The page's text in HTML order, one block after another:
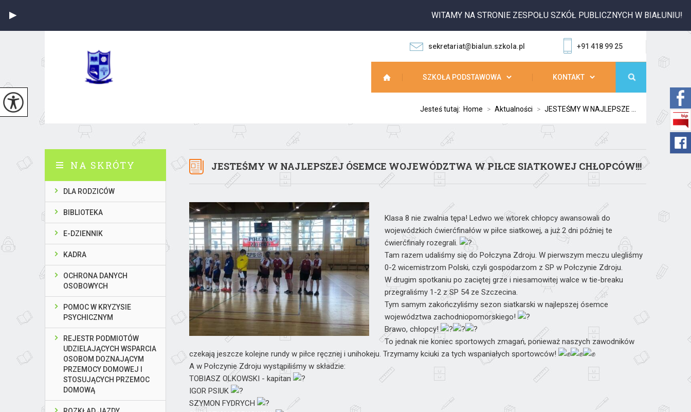
WITAMY NA STRONIE ZESPOŁU SZKÓŁ PUBLICZNYCH W BIAŁUNIU!
sekretariat@bialun.szkola.pl +91 418 99 25
SZKOŁA PODSTAWOWA KONTAKT
Jesteś tutaj: Home > Aktualności > JESTEŚMY W NAJLEPSZE ...
JESTEŚMY W NAJLEPSZEJ ÓSEMCE WOJEWÓDZTWA W PIŁCE SIATKOWEJ CHŁOPCÓW!!!
Klasa 8 nie zwalnia tępa! Ledwo we wtorek chłopcy awansowali do
wojewódzkich ćwierćfinałów w piłce siatkowej, a już 2 dni później te
ćwierćfinały rozegrali.
Tam razem udaliśmy się do Połczyna Zdroju. W pierwszym meczu ulegliśmy
0-2 wicemistrzom Polski, czyli gospodarzom z SP w Połczynie Zdroju.
W drugim spotkaniu po zaciętej grze i niesamowitej walce w tie-breaku
przegraliśmy 1-2 z SP 54 ze Szczecina.
Tym samym zakończyliśmy sezon siatkarski w najlepszej ósemce
województwa zachodniopomorskiego!
Brawo, chłopcy!
To jednak nie koniec sportowych zmagań, ponieważ naszych zawodników
czekają jeszcze kolejne rundy w piłce ręcznej i unihokeju. Trzymamy kciuki za tych wspaniałych sportowców!
A w Połczynie Zdroju wystąpiliśmy w składzie:
TOBIASZ OLKOWSKI - kapitan
IGOR PSIUK
SZYMON FYDRYCH
NA SKRÓTY
DLA RODZICÓW
BIBLIOTEKA
E-DZIENNIK
KADRA
OCHRONA DANYCH
OSOBOWYCH
POMOC W KRYZYSIE
PSYCHICZNYM
REJESTR PODMIOTÓW
UDZIELAJĄCYCH WSPARCIA
OSOBOM DOZNAJĄCYM
PRZEMOCY DOMOWEJ I
STOSUJĄCYCH PRZEMOC
DOMOWĄ